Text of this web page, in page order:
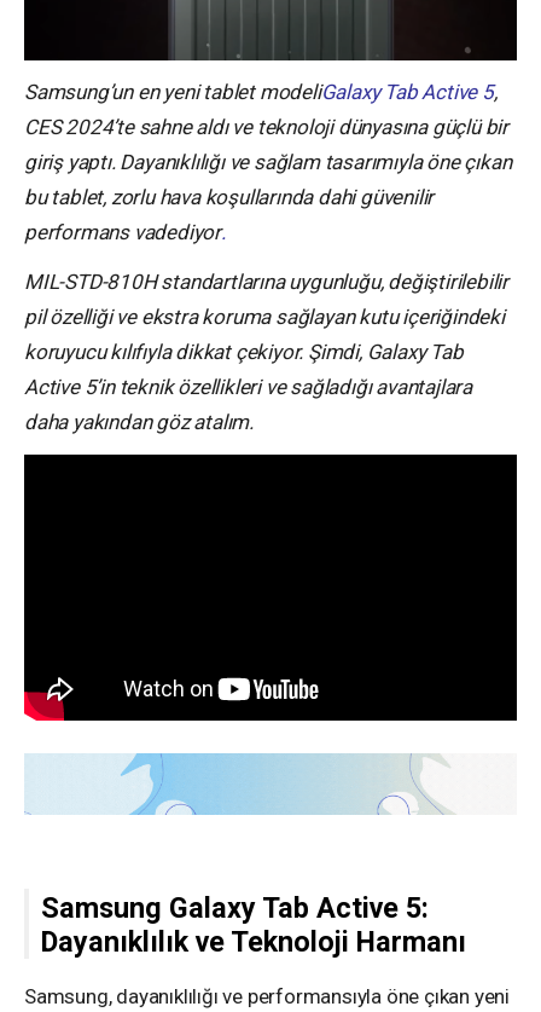
Samsung’un en yeni tablet modeliGalaxy Tab Active 5,
CES 2024’te sahne aldı ve teknoloji dünyasına güçlü bir
giriş yaptı. Dayanıklılığı ve sağlam tasarımıyla öne çıkan
bu tablet, zorlu hava koşullarında dahi güvenilir
performans vadediyor.
MIL-STD-810H standartlarına uygunluğu, değiştirilebilir
pil özelliği ve ekstra koruma sağlayan kutu içeriğindeki
koruyucu kılıfıyla dikkat çekiyor. Şimdi, Galaxy Tab
Active 5’in teknik özellikleri ve sağladığı avantajlara
daha yakından göz atalım.
Samsung Galaxy Tab Active 5:
Dayanıklılık ve Teknoloji Harmanı
Samsung, dayanıklılığı ve performansıyla öne çıkan yeni